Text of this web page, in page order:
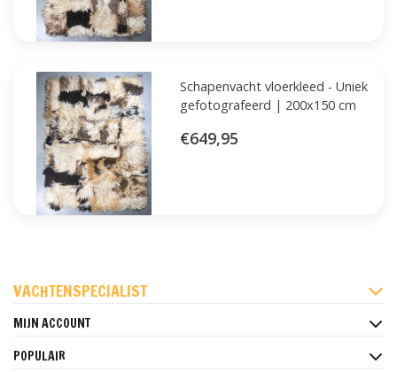
Schapenvacht vloerkleed - Uniek
gefotografeerd | 200x150 cm
€649,95
VACHTENSPECIALIST
MIJN ACCOUNT
POPULAIR